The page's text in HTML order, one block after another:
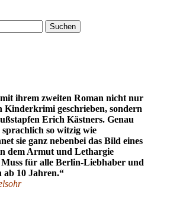
ihrem zweiten Roman nicht nur
Kinderkrimi geschrieben, sondern
Erich Kästners. Genau
so witzig wie
sie ganz nebenbei das Bild eines
dem Armut und Lethargie
für alle Berlin-Liebhaber und
ab 10 Jahren.“